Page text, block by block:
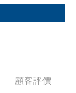
顧客評價